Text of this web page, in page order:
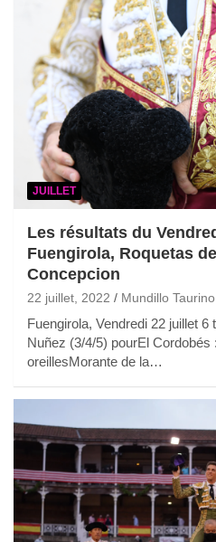
JUILLET
Les résultats du
Fuengirola, Roquetas
Concepcion
22 juillet, 2022 Mundillo Taurino
Fuengirola, Vendredi 22 juillet
Nuñez (3/4/5) pourEl Cordobés
oreillesMorante de la…